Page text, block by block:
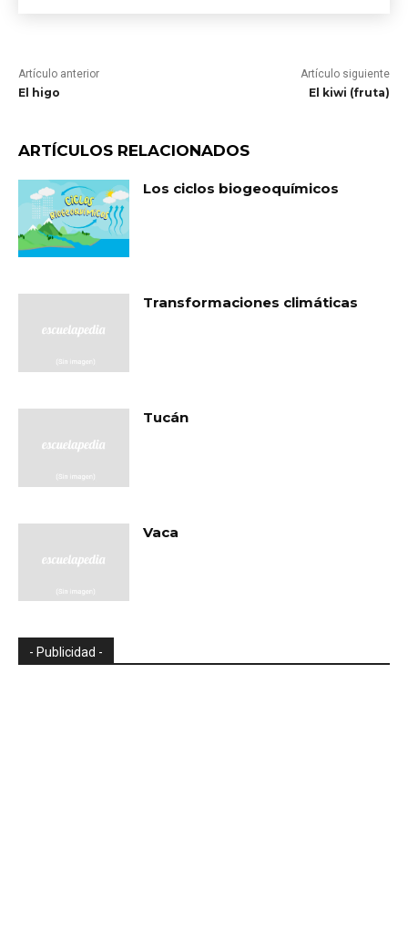
Artículo anterior
El higo
Artículo siguiente
El kiwi (fruta)
ARTÍCULOS RELACIONADOS
Los ciclos biogeoquímicos
Transformaciones climáticas
Tucán
Vaca
- Publicidad -